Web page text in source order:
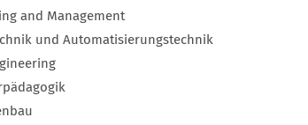
and Management
und Automatisierungstechnik